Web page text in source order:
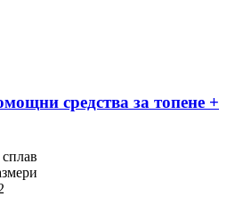
средства за топене +